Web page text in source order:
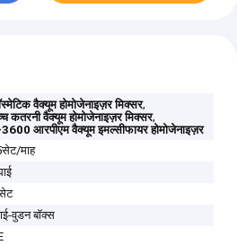
वैक्यूम होमोजेनाइज़र मिक्सर,
कतरनी वैक्यूम होमोजेनाइज़र मिक्सर,
आरपीएम वैक्यूम इमल्सीफायर होमोजेनाइज़र
माह
वुडन बॉक्स